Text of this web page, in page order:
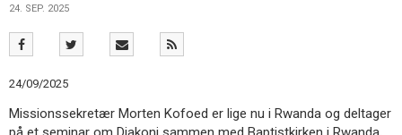
tilbage
forsiden
2.0:
Nyheder
3.0:
Kalender
4.0:
Inspiration
24. SEP. 2025
24/09/2025
Missionssekretær Morten Kofoed er lige nu i Rwanda og deltager